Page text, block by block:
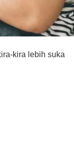
kira lebih suka